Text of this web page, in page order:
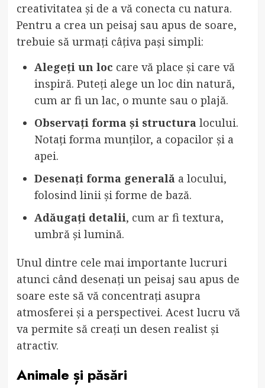
creativitatea și de a vă conecta cu natura.
Pentru a crea un peisaj sau apus de soare,
trebuie să urmați câțiva pași simpli:
Alegeți un loc care vă place și care vă
inspiră. Puteți alege un loc din natură,
cum ar fi un lac, o munte sau o plajă.
Observați forma și structura locului.
Notați forma munților, a copacilor și a
apei.
Desenați forma generală a locului,
folosind linii și forme de bază.
Adăugați detalii, cum ar fi textura,
umbră și lumină.
Unul dintre cele mai importante lucruri
atunci când desenați un peisaj sau apus de
soare este să vă concentrați asupra
atmosferei și a perspectivei. Acest lucru vă
va permite să creați un desen realist și
atractiv.
Animale și păsări